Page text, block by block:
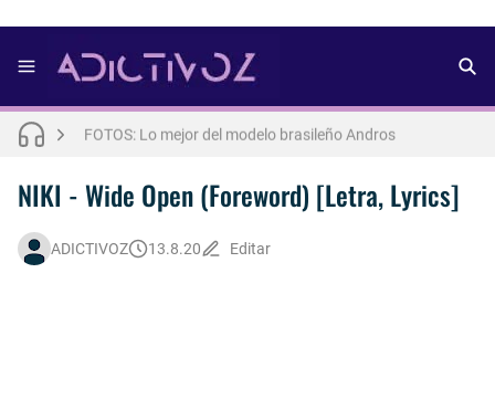
FOTOS: Lo mejor del modelo brasileño Andros
NIKI - Wide Open (Foreword) [Letra, Lyrics]
ADICTIVOZ 13.8.20 Editar